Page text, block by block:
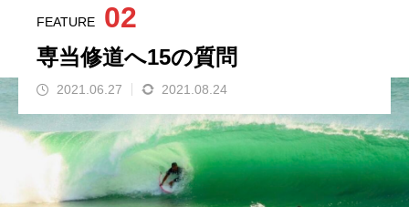
FEATURE 02
専当修道へ15の質問
2021.06.27 2021.08.24